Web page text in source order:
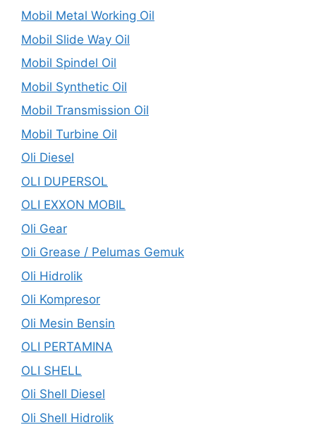
Mobil Metal Working Oil
Mobil Slide Way Oil
Mobil Spindel Oil
Mobil Synthetic Oil
Mobil Transmission Oil
Mobil Turbine Oil
Oli Diesel
OLI DUPERSOL
OLI EXXON MOBIL
Oli Gear
Oli Grease / Pelumas Gemuk
Oli Hidrolik
Oli Kompresor
Oli Mesin Bensin
OLI PERTAMINA
OLI SHELL
Oli Shell Diesel
Oli Shell Hidrolik